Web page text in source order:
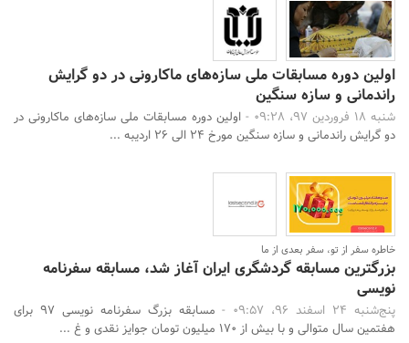
اولین دوره مسابقات ملی سازه‌های ماکارونی در دو گرایش
راندمانی و سازه سنگین
شنبه 18 فروردین 97، 09:28 -
اولین دوره مسابقات ملی سازه‌های ماکارونی در
دو گرایش راندمانی و سازه سنگین مورخ 24 الی 26 اردیبه ...
خاطره سفر از تو، سفر بعدی از ما
بزرگترین مسابقه گردشگری ایران آغاز شد، مسابقه سفرنامه
نویسی
پنج‌شنبه 24 اسفند 96، 09:57 -
مسابقه بزرگ سفرنامه ‌نویسی 97 برای
هفتمین سال متوالی و با بیش از 170 میلیون تومان جوایز نقدی و غ ...